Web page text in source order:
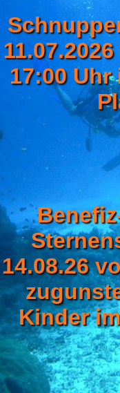
DATENSCHUTZ
DATENSCHUTZ
17:00
14.08.26
Kinder